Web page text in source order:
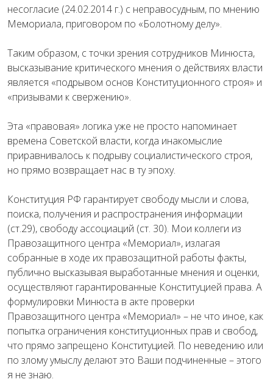
несогласие (24.02.2014 г.) с неправосудным, по мнению
Мемориала, приговором по «Болотному делу».
Таким образом, с точки зрения сотрудников Минюста,
высказывание критического мнения о действиях власти
является «подрывом основ Конституционного строя» и
«призывами к свержению».
Эта «правовая» логика уже не просто напоминает
времена Советской власти, когда инакомыслие
приравнивалось к подрыву социалистического строя,
но прямо возвращает нас в ту эпоху.
Конституция РФ гарантирует свободу мысли и слова,
поиска, получения и распространения информации
(ст.29), свободу ассоциаций (ст. 30). Мои коллеги из
Правозащитного центра «Мемориал», излагая
собранные в ходе их правозащитной работы факты,
публично высказывая выработанные мнения и оценки,
осуществляют гарантированные Конституцией права. А
формулировки Минюста в акте проверки
Правозащитного центра «Мемориал» – не что иное, как
попытка ограничения конституционных прав и свобод,
что прямо запрещено Конституцией. По неведению или
по злому умыслу делают это Ваши подчиненные – этого
я не знаю.